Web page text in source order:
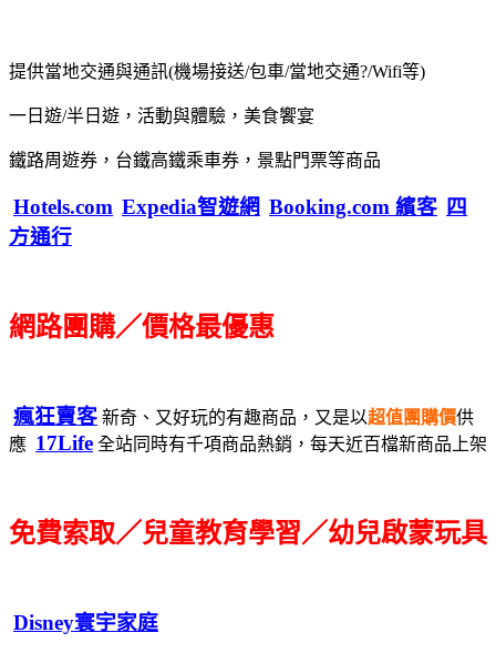
提供當地交通與通訊(機場接送/包車/當地交通?/Wifi等)
一日遊/半日遊，活動與體驗，美食饗宴
鐵路周遊券，台鐵高鐵乘車券，景點門票等商品
Hotels.com Expedia智遊網 Booking.com 繽客 四
方通行
網路團購／價格最優惠
瘋狂賣客 新奇、又好玩的有趣商品，又是以超值團購價供
應 17Life 全站同時有千項商品熱銷，每天近百檔新商品上架
免費索取／兒童教育學習／幼兒啟蒙玩具
Disney寰宇家庭